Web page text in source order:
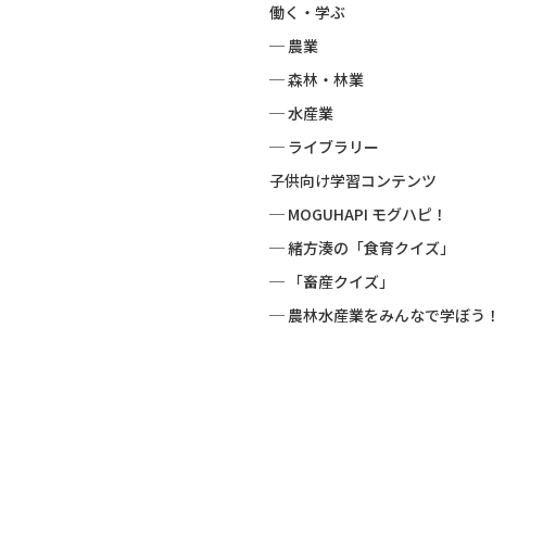
働く・学ぶ
─ 農業
─ 森林・林業
─ 水産業
─ ライブラリー
子供向け学習コンテンツ
─ MOGUHAPI モグハピ！
─ 緒方湊の「食育クイズ」
─ 「畜産クイズ」
─ 農林水産業をみんなで学ぼう！